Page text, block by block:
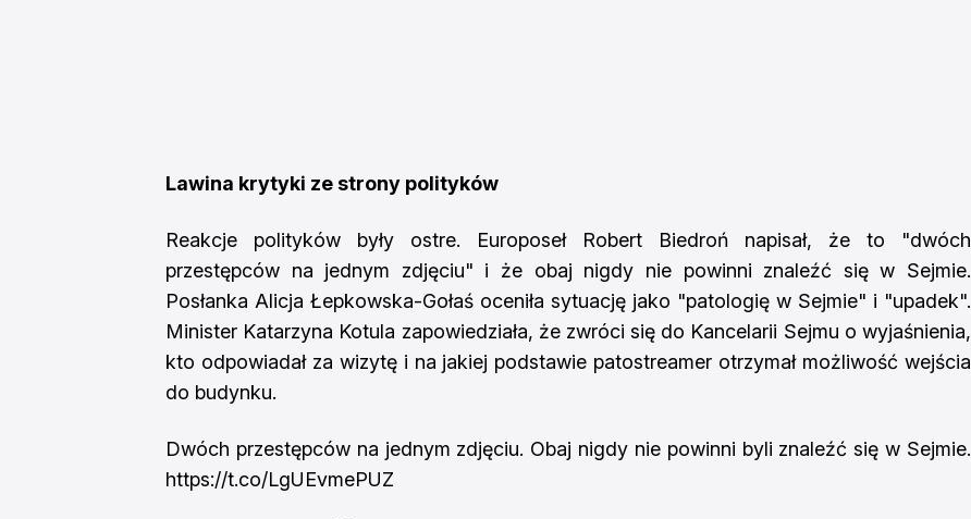
Lawina krytyki ze strony polityków
Reakcje polityków były ostre. Europoseł Robert Biedroń napisał, że to "dwóch
przestępców na jednym zdjęciu" i że obaj nigdy nie powinni znaleźć się w Sejmie.
Posłanka Alicja Łepkowska-Gołaś oceniła sytuację jako "patologię w Sejmie" i "upadek".
Minister Katarzyna Kotula zapowiedziała, że zwróci się do Kancelarii Sejmu o wyjaśnienia,
kto odpowiadał za wizytę i na jakiej podstawie patostreamer otrzymał możliwość wejścia
do budynku.
Dwóch przestępców na jednym zdjęciu. Obaj nigdy nie powinni byli znaleźć się w Sejmie.
https://t.co/LgUEvmePUZ